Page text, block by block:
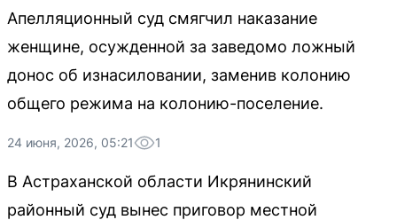
Апелляционный суд смягчил наказание
женщине, осужденной за заведомо ложный
донос об изнасиловании, заменив колонию
общего режима на колонию-поселение.
24 июня, 2026, 05:21 1
В Астраханской области Икрянинский
районный суд вынес приговор местной